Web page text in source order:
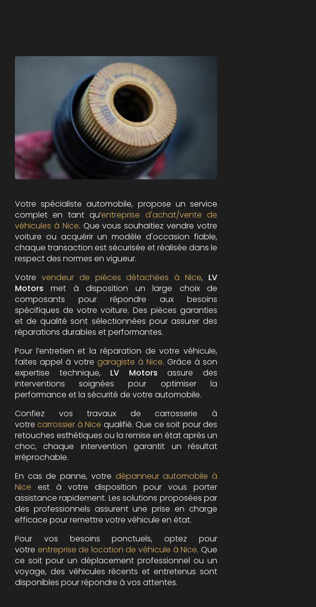
Votre spécialiste automobile, propose un service
complet en tant qu’entreprise d'achat/vente de
véhicules à Nice. Que vous souhaitiez vendre votre
voiture ou acquérir un modèle d'occasion fiable,
chaque transaction est sécurisée et réalisée dans le
respect des normes en vigueur.
Votre vendeur de pièces détachées à Nice, LV
Motors met à disposition un large choix de
composants pour répondre aux besoins
spécifiques de votre voiture. Des pièces garanties
et de qualité sont sélectionnées pour assurer des
réparations durables et performantes.
Pour l’entretien et la réparation de votre véhicule,
faites appel à votre garagiste à Nice. Grâce à son
expertise technique, LV Motors assure des
interventions soignées pour optimiser la
performance et la sécurité de votre automobile.
Confiez vos travaux de carrosserie à
votrecarrossier à Nice qualifié. Que ce soit pour des
retouches esthétiques ou la remise en état après un
choc, chaque intervention garantit un résultat
irréprochable.
En cas de panne, votre dépanneur automobile à
Nice est à votre disposition pour vous porter
assistance rapidement. Les solutions proposées par
des professionnels assurent une prise en charge
efficace pour remettre votre véhicule en état.
Pour vos besoins ponctuels, optez pour
votre entreprise de location de véhicule à Nice. Que
ce soit pour un déplacement professionnel ou un
voyage, des véhicules récents et entretenus sont
disponibles pour répondre à vos attentes.